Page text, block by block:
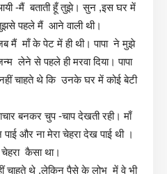
-मैं बताती हूँ तुझे। सुन ,इस घर में
पहले मैं आने वाली थी।
मैं माँ के पेट में ही थी। पापा ने मुझे
लेने से पहले ही मरवा दिया। पापा
चाहते थे कि उनके घर में कोई बेटी
बनकर चुप -चाप देखती रही। माँ
और ना मेरा चेहरा देख पाई थी ।
कैसा था।
चाहते थे ,लेकिन पैसे के लोभ में वे भी